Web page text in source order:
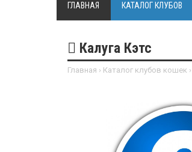
ГЛАВНАЯ КАТАЛОГ КЛУБОВ
Калуга Кэтс
Главная › Каталог клубов кошек ›